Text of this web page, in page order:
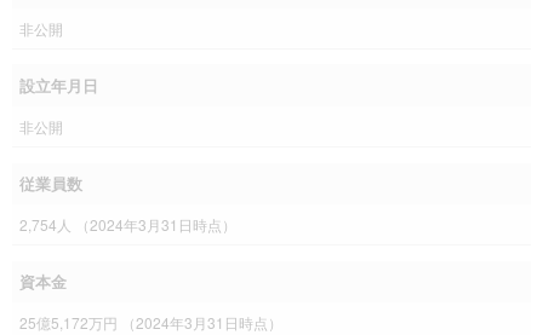
非公開
設立年月日
非公開
従業員数
2,754人 （2024年3月31日時点）
資本金
25億5,172万円 （2024年3月31日時点）